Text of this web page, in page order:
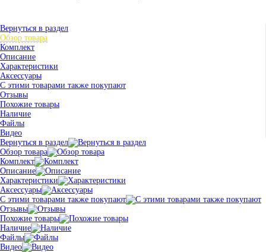
Вернуться в раздел
Обзор товара
Комплект
Описание
Характеристики
Аксессуары
С этими товарами также покупают
Отзывы
Похожие товары
Наличие
Файлы
Видео
Вернуться в раздел
Обзор товара
Комплект
Описание
Характеристики
Аксессуары
С этими товарами также покупают
Отзывы
Похожие товары
Наличие
Файлы
Видео